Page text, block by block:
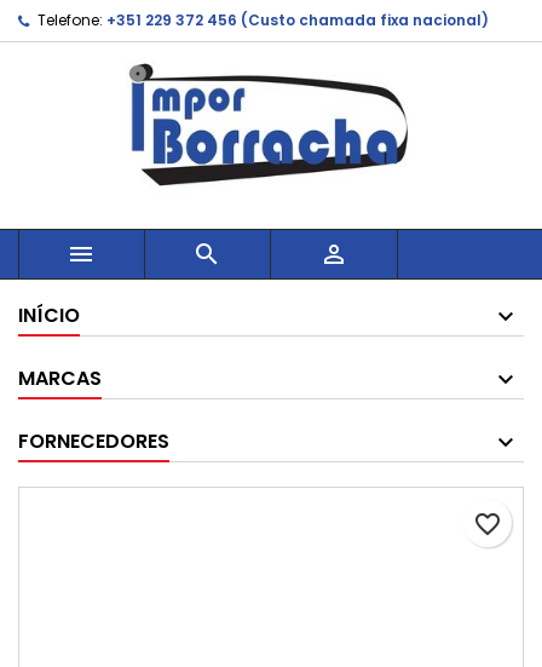
Telefone: +351 229 372 456 (Custo chamada fixa nacional)
  
INÍCIO
MARCAS
FORNECEDORES
favorite_border